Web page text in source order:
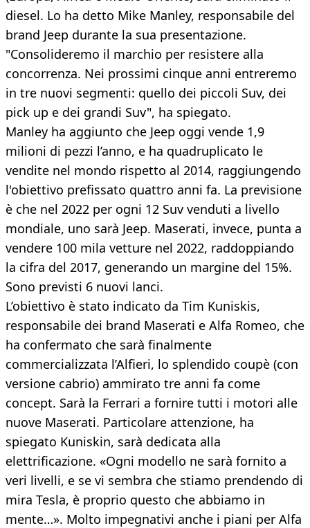
diesel. Lo ha detto Mike Manley, responsabile del
brand Jeep durante la sua presentazione.
"Consolideremo il marchio per resistere alla
concorrenza. Nei prossimi cinque anni entreremo
in tre nuovi segmenti: quello dei piccoli Suv, dei
pick up e dei grandi Suv", ha spiegato.
Manley ha aggiunto che Jeep oggi vende 1,9
milioni di pezzi l’anno, e ha quadruplicato le
vendite nel mondo rispetto al 2014, raggiungendo
l'obiettivo prefissato quattro anni fa. La previsione
è che nel 2022 per ogni 12 Suv venduti a livello
mondiale, uno sarà Jeep. Maserati, invece, punta a
vendere 100 mila vetture nel 2022, raddoppiando
la cifra del 2017, generando un margine del 15%.
Sono previsti 6 nuovi lanci.
L’obiettivo è stato indicato da Tim Kuniskis,
responsabile dei brand Maserati e Alfa Romeo, che
ha confermato che sarà finalmente
commercializzata l’Alfieri, lo splendido coupè (con
versione cabrio) ammirato tre anni fa come
concept. Sarà la Ferrari a fornire tutti i motori alle
nuove Maserati. Particolare attenzione, ha
spiegato Kuniskin, sarà dedicata alla
elettrificazione. «Ogni modello ne sarà fornito a
veri livelli, e se vi sembra che stiamo prendendo di
mira Tesla, è proprio questo che abbiamo in
mente…». Molto impegnativi anche i piani per Alfa